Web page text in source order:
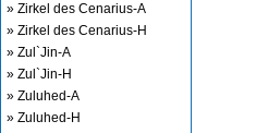
» Zirkel des Cenarius-A
» Zirkel des Cenarius-H
» Zul`Jin-A
» Zul`Jin-H
» Zuluhed-A
» Zuluhed-H